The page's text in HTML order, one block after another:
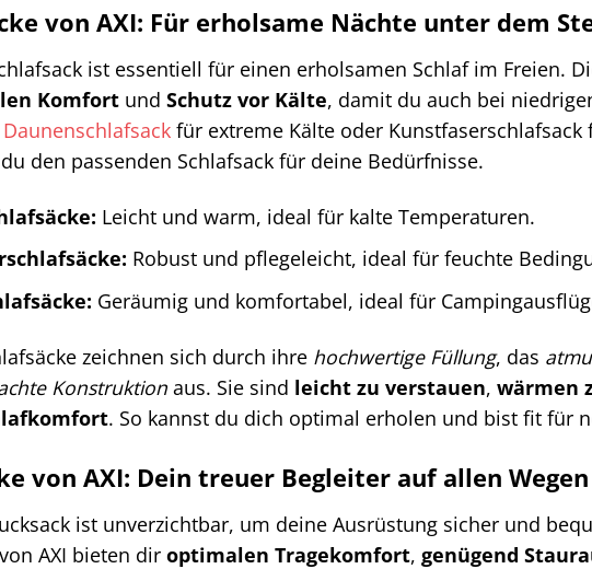
von AXI: Für erholsame Nächte unter dem
ist essentiell für einen erholsamen Schlaf im Freien.
Komfort und Schutz vor Kälte, damit du auch bei
Daunenschlafsack für extreme Kälte oder
den passenden Schlafsack für deine Bedürfnisse.
Leicht und warm, ideal für kalte Temperaturen.
Robust und pflegeleicht, ideal für feuchte
Geräumig und komfortabel, ideal für
zeichnen sich durch ihre hochwertige Füllung, das
Konstruktion aus. Sie sind leicht zu verstauen, wärmen
. So kannst du dich optimal erholen und bist fit für
von AXI: Dein treuer Begleiter auf allen Wegen
ist unverzichtbar, um deine Ausrüstung sicher und
AXI bieten dir optimalen Tragekomfort, genügend